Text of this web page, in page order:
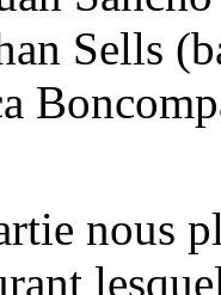
Sells
nous